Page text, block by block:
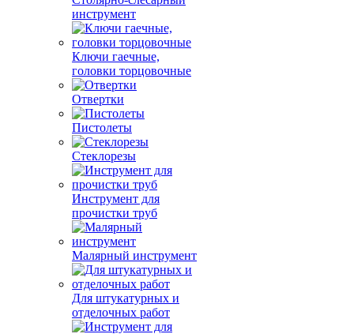
инструмент
Ключи гаечные,
головки торцовочные
Отвертки
Пистолеты
Стеклорезы
Инструмент для
прочистки труб
Малярный инструмент
Для штукатурных и
отделочных работ